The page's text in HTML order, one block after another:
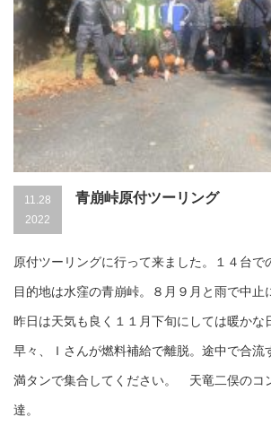
11.28
2022
青崩峠原付ツーリング
原付ツーリングに行って来ました。１４台で
目的地は水窪の青崩峠。８月９月と雨で中止
昨日は天気も良く１１月下旬にしては暖かな
早々、Ｉさんが燃料補給で離脱。途中で合流
満タンで集合してください。 天竜二俣のコ
達。